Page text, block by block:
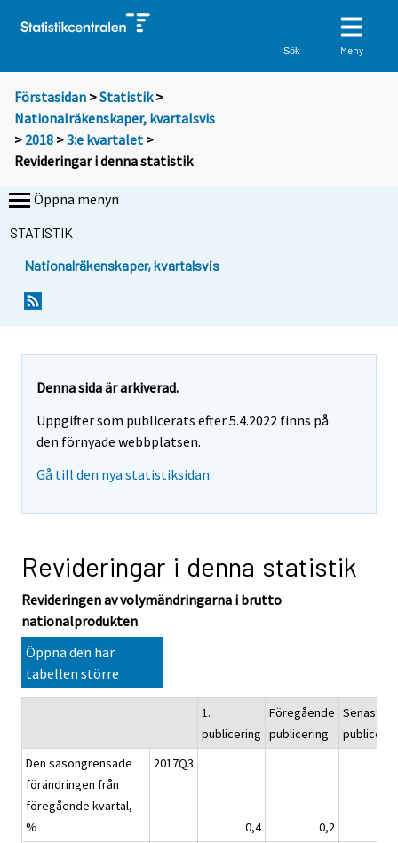
Sök Meny
Förstasidan >Statistik >
Nationalräkenskaper, kvartalsvis
> 2018 >3:e kvartalet >
Revideringar i denna statistik
Öppna menyn
STATISTIK
Nationalräkenskaper, kvartalsvis
Denna sida är arkiverad.
Uppgifter som publicerats efter 5.4.2022 finns på
den förnyade webbplatsen.
Gå till den nya statistiksidan.
Revideringar i denna statistik
Revideringen av volymändringarna i brutto
nationalprodukten
Öppna den här
tabellen större
1.
publicering
Föregående
publicering
Senaste
Den säsongrensade
förändringen från
föregående kvartal,
%
2017Q3
0,4 0,2